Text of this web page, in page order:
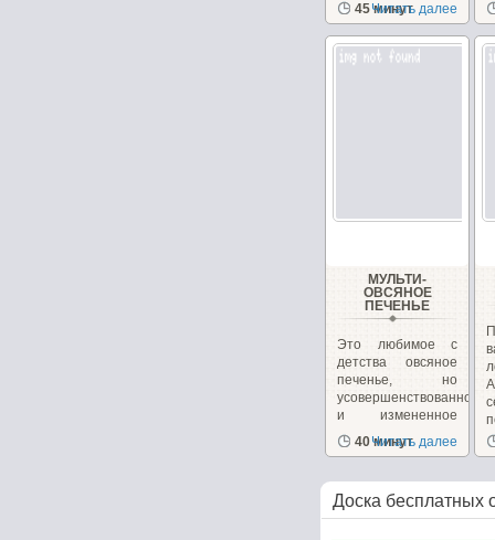
вкусные и
питательные...
45 минут
Читать далее
МУЛЬТИ-
ОВСЯНОЕ
ПЕЧЕНЬЕ
Это любимое с
детства овсяное
печенье, но
усовершенствованное
и измененное
для...
40 минут
Читать далее
Доска бесплатных